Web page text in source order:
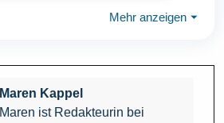
Mehr anzeigen ⏷
Maren Kappel
Maren ist Redakteurin bei